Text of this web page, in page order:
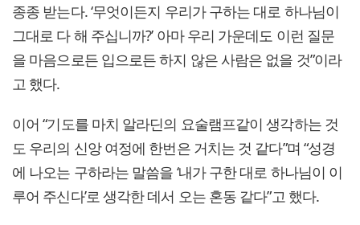
종종 받는다. ‘무엇이든지 우리가 구하는 대로 하나님이
그대로 다 해 주십니까?’ 아마 우리 가운데도 이런 질문
을 마음으로든 입으로든 하지 않은 사람은 없을 것”이라
고 했다.
이어 “기도를 마치 알라딘의 요술램프같이 생각하는 것
도 우리의 신앙 여정에 한번은 거치는 것 같다”며 “성경
에 나오는 구하라는 말씀을 ‘내가 구한 대로 하나님이 이
루어 주신다’로 생각한 데서 오는 혼동 같다”고 했다.